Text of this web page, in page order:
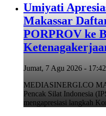
Umiyati
Makassar
PORPROV ke
Jumat, 7 Agu 2026 -
MEDIASINERGI.CO
Pencak Silat Indonesia
mengapresiasi langkah